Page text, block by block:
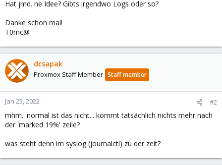
Hat jmd. ne Idee? Gibts irgendwo Logs oder so?
Danke schon mal!
T0mc@
dcsapak
Proxmox Staff Member Staff member
Jan 25, 2022 #2
mhm.. normal ist das nicht... kommt tatsächlich nichts mehr nach
der 'marked 19%' zeile?
was steht denn im syslog (journalctl) zu der zeit?